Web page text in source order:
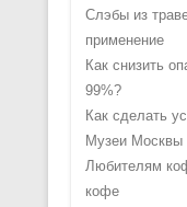
Слэбы из
применение
Как снизить
99%?
Как сделать
Музеи Москвы
Любителям
кофе